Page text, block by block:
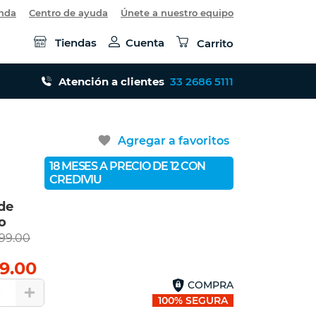
Centro de ayuda Únete a nuestro equipo
Tiendas Cuenta Carrito
Atención a clientes 33 2686 5111
favorite Agregar a favoritos
18 MESES A PRECIO DE 12 CON
CREDIVIU
COMPRA
100% SEGURA
menos.
entrega un volumen de color del 100%.